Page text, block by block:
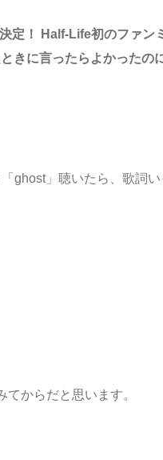
定！ Half-Life初のファン
きに言ったらよかったの
ghost」聴いたら、歌詞
からだと思います。